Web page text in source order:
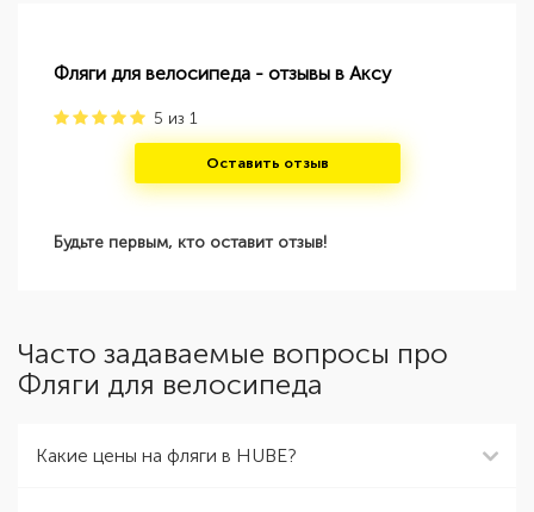
Фляги для велосипеда - отзывы в Аксу
5 из 1
Оставить отзыв
Будьте первым, кто оставит отзыв!
Часто задаваемые вопросы про
Фляги для велосипеда
Какие цены на фляги в HUBE?